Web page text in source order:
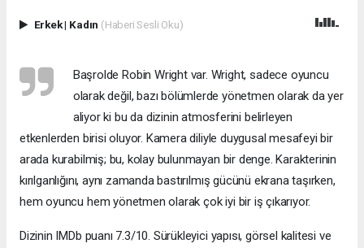
Erkek| Kadın (Haberi Sesli Oku)
Başrolde Robin Wright var. Wright, sadece oyuncu
olarak değil, bazı bölümlerde yönetmen olarak da yer
aliyor ki bu da dizinin atmosferini belirleyen
etkenlerden birisi oluyor. Kamera diliyle duygusal mesafeyi bir
arada kurabilmiş; bu, kolay bulunmayan bir denge. Karakterinin
kırılganlığını, aynı zamanda bastırılmış gücünü ekrana taşırken,
hem oyuncu hem yönetmen olarak çok iyi bir iş çıkarıyor.
Dizinin IMDb puanı 7.3/10. Sürükleyici yapısı, görsel kalitesi ve